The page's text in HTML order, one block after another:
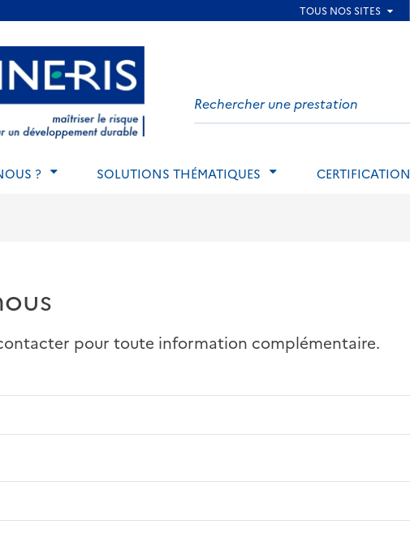
Aller au pied de page
on
website
? SOLUTIONS THÉMATIQUES CERTIFICATION
pour toute information complémentaire.